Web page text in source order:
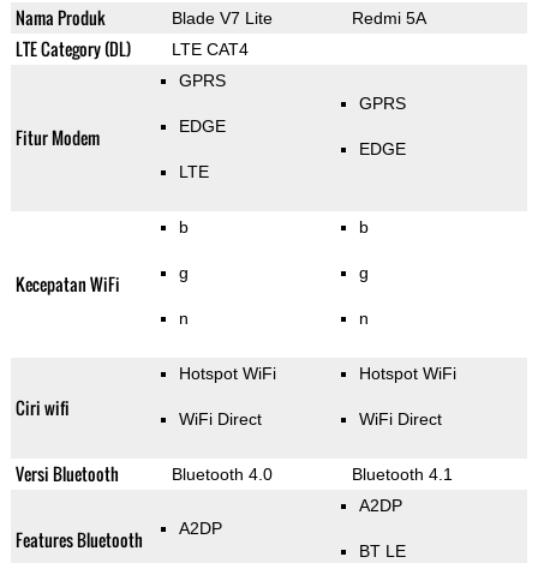
Nama Produk Blade V7 Lite Redmi 5A
LTE Category (DL) LTE CAT4
Fitur Modem
GPRS
EDGE
LTE
GPRS
EDGE
Kecepatan WiFi
b
g
n
b
g
n
Ciri wifi
Hotspot WiFi
WiFi Direct
Hotspot WiFi
WiFi Direct
Versi Bluetooth Bluetooth 4.0 Bluetooth 4.1
Features Bluetooth A2DP
A2DP
BT LE